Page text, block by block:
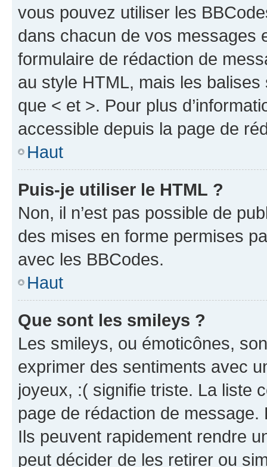
vous pouvez utiliser les
dans chacun de vos messages
formulaire de rédaction de
au style HTML, mais les
que < et >. Pour plus
accessible depuis la page de
Haut
Puis-je utiliser le HTML ?
Non, il n’est pas possible de
des mises en forme permises
avec les BBCodes.
Haut
Que sont les smileys ?
Les smileys, ou émoticônes,
exprimer des sentiments avec
joyeux, :( signifie triste. La liste
page de rédaction de
Ils peuvent rapidement rendre
peut décider de les retirer ou